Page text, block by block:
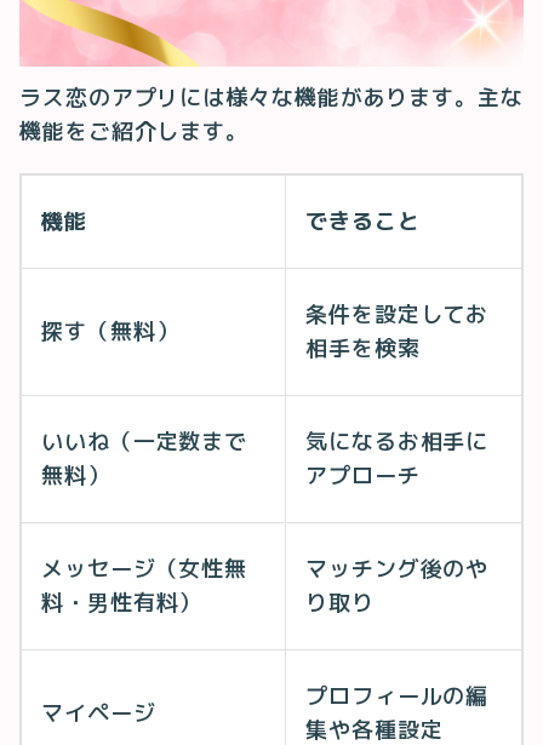
ラス恋のアプリには様々な機能があります。主な
機能をご紹介します。
機能 できること
探す（無料）
条件を設定してお
相手を検索
いいね（一定数まで
無料）
気になるお相手に
アプローチ
メッセージ（女性無
料・男性有料）
マッチング後のや
り取り
マイページ
プロフィールの編
集や各種設定